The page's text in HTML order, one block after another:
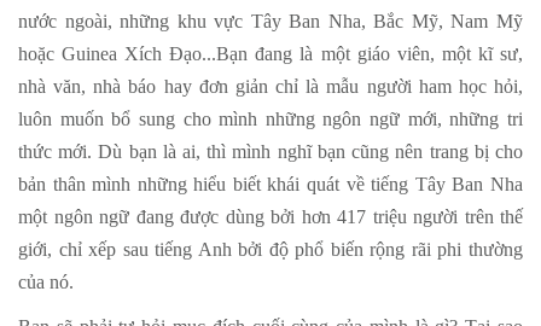
nước ngoài, những khu vực Tây Ban Nha, Bắc Mỹ, Nam Mỹ
hoặc Guinea Xích Đạo...Bạn đang là một giáo viên, một kĩ sư,
nhà văn, nhà báo hay đơn giản chỉ là mẫu người ham học hỏi,
luôn muốn bổ sung cho mình những ngôn ngữ mới, những tri
thức mới. Dù bạn là ai, thì mình nghĩ bạn cũng nên trang bị cho
bản thân mình những hiểu biết khái quát về tiếng Tây Ban Nha
một ngôn ngữ đang được dùng bởi hơn 417 triệu người trên thế
giới, chỉ xếp sau tiếng Anh bởi độ phổ biến rộng rãi phi thường
của nó.